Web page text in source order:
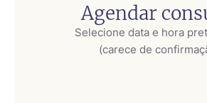
Agendar
Selecione data e hora
(carece de